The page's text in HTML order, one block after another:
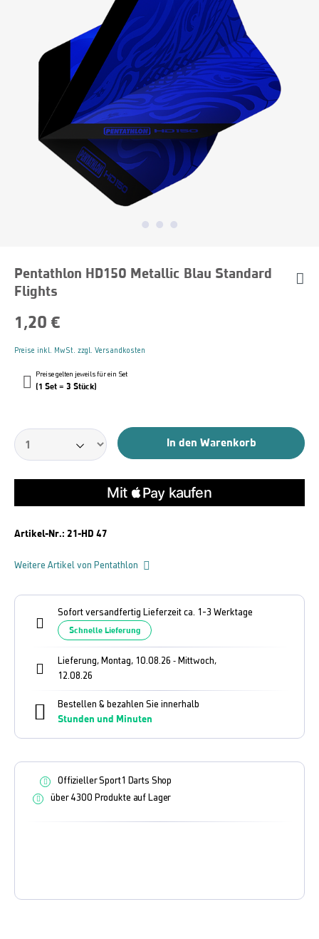
Pentathlon HD150 Metallic Blau Standard
Flights
1,20 €
Preise inkl. MwSt. zzgl. Versandkosten
Preise gelten jeweils für ein Set
(1 Set = 3 Stück)
In den Warenkorb
Artikel-Nr.: 21-HD 47
Weitere Artikel von Pentathlon
Sofort versandfertig Lieferzeit ca. 1-3 Werktage
Schnelle Lieferung
Lieferung, Montag, 10.08.26 - Mittwoch,
12.08.26
Bestellen & bezahlen Sie innerhalb
Stunden und Minuten
Offizieller Sport1 Darts Shop
über 4300 Produkte auf Lager